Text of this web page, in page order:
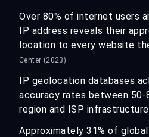
Over 80% of internet users
IP address reveals their
location to every website
Center (2023)
IP geolocation databases
accuracy rates between 50-
region and ISP
Approximately 31% of